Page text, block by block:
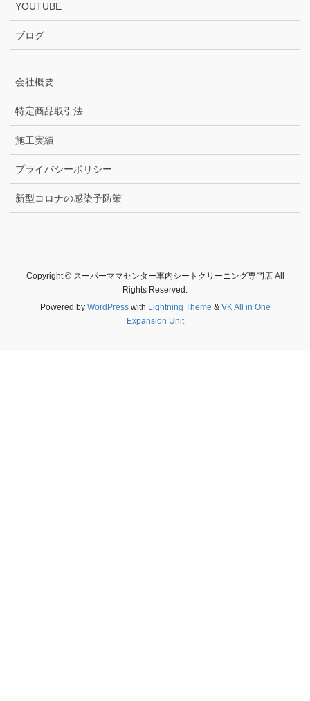
YOUTUBE
ブログ
会社概要
特定商品取引法
施工実績
プライバシーポリシー
新型コロナの感染予防策
Copyright © スーパーママセンター車内シートクリーニング専門店 All
Rights Reserved.
Powered by WordPresswith Lightning Theme & VK All in One
Expansion Unit